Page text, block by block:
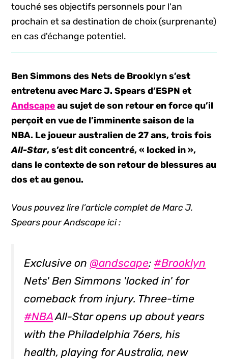
touché ses objectifs personnels pour l'an
prochain et sa destination de choix (surprenante)
en cas d'échange potentiel.
Ben Simmons des Nets de Brooklyn s’est
entretenu avec Marc J. Spears d’ESPN et
Andscape au sujet de son retour en force qu’il
perçoit en vue de l’imminente saison de la
NBA. Le joueur australien de 27 ans, trois fois
All-Star, s’est dit concentré, « locked in »,
dans le contexte de son retour de blessures au
dos et au genou.
Vous pouvez lire l’article complet de Marc J.
Spears pour Andscape ici :
Exclusive on @andscape: #Brooklyn
Nets' Ben Simmons 'locked in' for
comeback from injury. Three-time
#NBAAll-Star opens up about years
with the Philadelphia 76ers, his
health, playing for Australia, new